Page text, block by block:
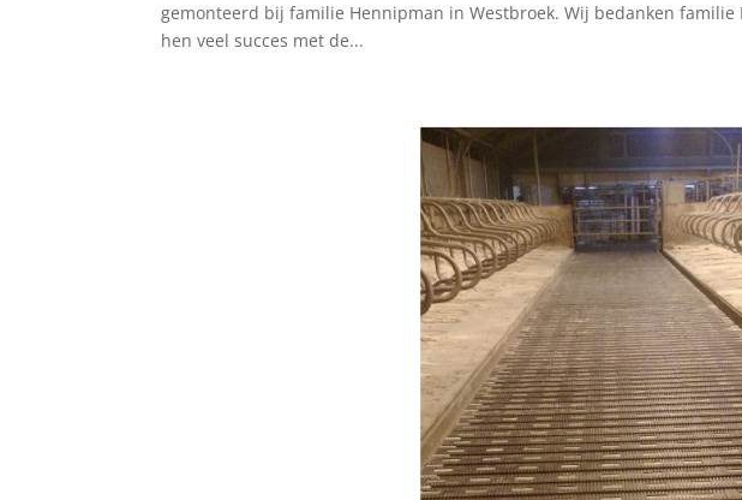
gemonteerd bij familie Hennipman in Westbroek. Wij bedanken
hen veel succes met de...